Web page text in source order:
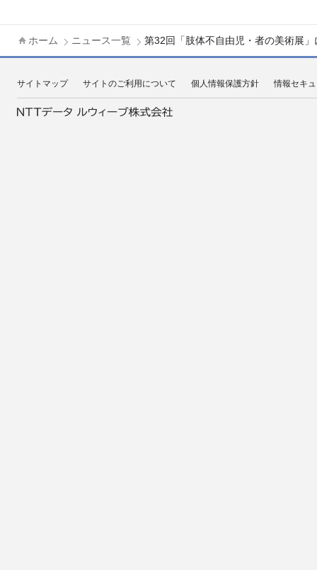
ホーム ニュース一覧 第32回「肢体不自由児・者の美術展
サイトマップ サイトのご利用について 個人情報保護方針 情報セキ